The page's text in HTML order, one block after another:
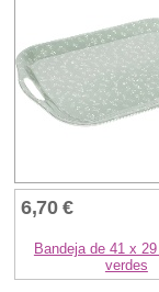
6,70 €
Bandeja de 41 x
verdes